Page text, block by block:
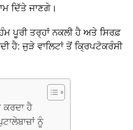
ਦਿੱਤੇ ਜਾਣਗੇ।
ਪੂਰੀ ਤਰ੍ਹਾਂ ਨਕਲੀ ਹੈ ਅਤੇ ਸਿਰਫ਼
ਹੈ: ਜੁੜੇ ਵਾਲਿਟਾਂ ਤੋਂ ਕ੍ਰਿਪਟੋਕਰੰਸੀ
ਕਰਦਾ ਹੈ
ਨੂੰ